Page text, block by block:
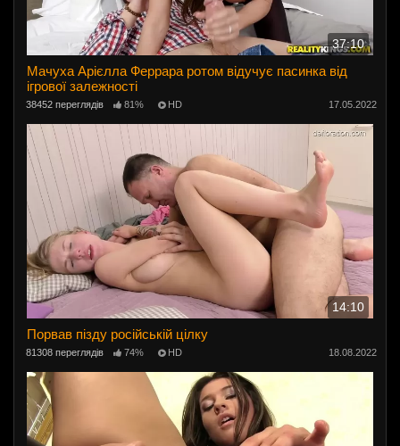
37:10
Мачуха Арієлла Феррара ротом відучує пасинка від
ігрової залежності
38452 переглядів 81% HD 17.05.2022
14:10
Порвав пізду російській цiлку
81308 переглядів 74% HD 18.08.2022